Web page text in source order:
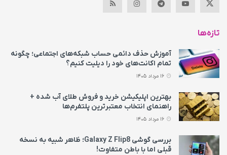
تازه‌ها
آموزش حذف دائمی حساب شبکه‌های اجتماعی؛ چگونه
تمام اکانت‌های خود را دیلیت کنیم؟
بهترین اپلیکیشن خرید و فروش طلای آب شده +
راهنمای انتخاب معتبرترین پلتفرم‌ها
بررسی گوشی Galaxy Z Flip8؛ ظاهر شبیه به نسخه
قبلی اما با باطن متفاوت!